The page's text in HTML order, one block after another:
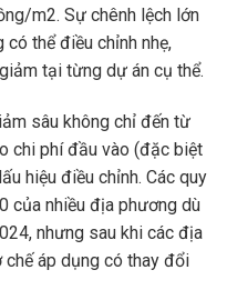
m2. Sự chênh lệch lớn
có thể điều chỉnh nhẹ,
tại từng dự án cụ thể.
sâu không chỉ đến từ
chi phí đầu vào (đặc biệt
hiệu điều chỉnh. Các quy
của nhiều địa phương dù
nhưng sau khi các địa
áp dụng có thay đổi